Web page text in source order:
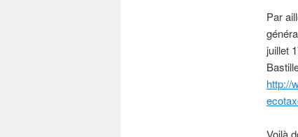
Par
juillet
http://
Voilà